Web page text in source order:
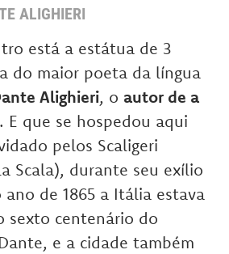
ALIGHIERI
está a estátua de 3
do maior poeta da língua
Alighieri, o autor de a
. E que se hospedou aqui
pelos Scaligeri
Scala), durante seu exílio
ano de 1865 a Itália estava
sexto centenário do
e a cidade também